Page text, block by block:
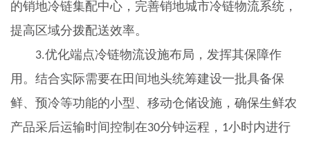
的销地冷链集配中心，完善销地城市冷链物流系统，
提高区域分拨配送效率。
3.优化端点冷链物流设施布局，发挥其保障作
用。结合实际需要在田间地头统筹建设一批具备保
鲜、预冷等功能的小型、移动仓储设施，确保生鲜农
产品采后运输时间控制在30分钟运程， 1小时内进行